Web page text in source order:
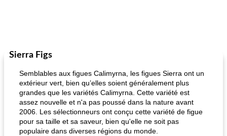
Sierra Figs
Semblables aux figues Calimyrna, les figues Sierra ont un
extérieur vert, bien qu’elles soient généralement plus
grandes que les variétés Calimyrna. Cette variété est
assez nouvelle et n'a pas poussé dans la nature avant
2006. Les sélectionneurs ont conçu cette variété de figue
pour sa taille et sa saveur, bien qu'elle ne soit pas
populaire dans diverses régions du monde.